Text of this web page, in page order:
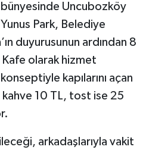
Uncubozköy
Park, Belediye
duyurusunun ardından 8
olarak hizmet
kapılarını açan
10 TL, tost ise 25
arkadaşlarıyla vakit